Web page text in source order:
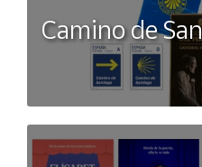
Camino de